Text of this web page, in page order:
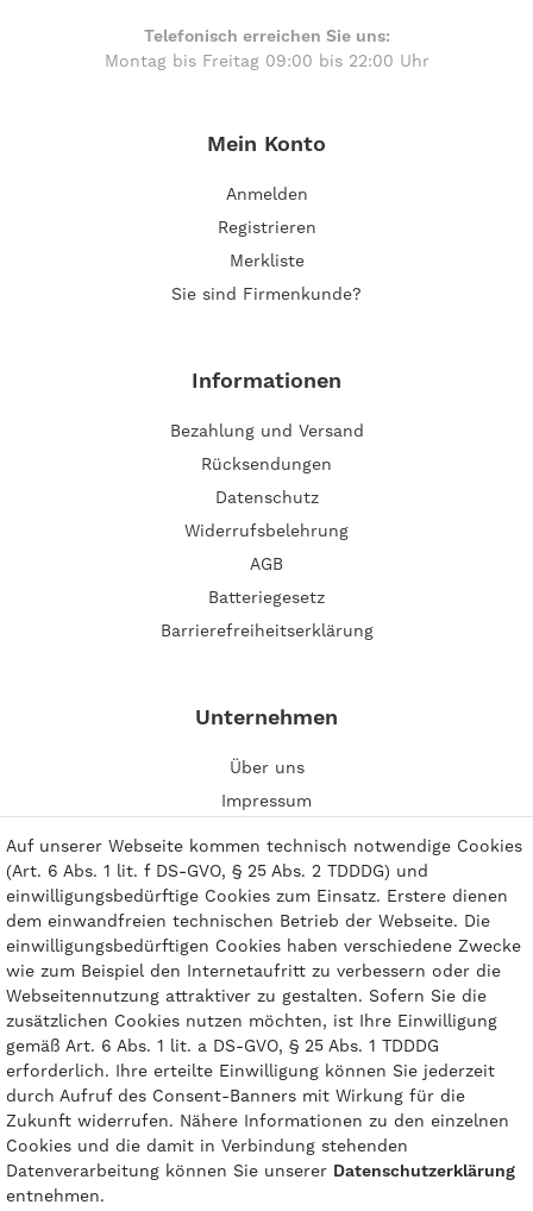
Telefonisch erreichen Sie uns:
Montag bis Freitag 09:00 bis 22:00 Uhr
Mein Konto
Anmelden
Registrieren
Merkliste
Sie sind Firmenkunde?
Informationen
Bezahlung und Versand
Rücksendungen
Datenschutz
Widerrufsbelehrung
AGB
Batteriegesetz
Barrierefreiheitserklärung
Unternehmen
Über uns
Impressum
Zahlungsarten
Auf unserer Webseite kommen technisch notwendige Cookies
(Art. 6 Abs. 1 lit. f DS-GVO, § 25 Abs. 2 TDDDG) und
einwilligungsbedürftige Cookies zum Einsatz. Erstere dienen
dem einwandfreien technischen Betrieb der Webseite. Die
einwilligungsbedürftigen Cookies haben verschiedene Zwecke
wie zum Beispiel den Internetaufritt zu verbessern oder die
Webseitennutzung attraktiver zu gestalten. Sofern Sie die
zusätzlichen Cookies nutzen möchten, ist Ihre Einwilligung
gemäß Art. 6 Abs. 1 lit. a DS-GVO, § 25 Abs. 1 TDDDG
erforderlich. Ihre erteilte Einwilligung können Sie jederzeit
durch Aufruf des Consent-Banners mit Wirkung für die
Zukunft widerrufen. Nähere Informationen zu den einzelnen
Cookies und die damit in Verbindung stehenden
Datenverarbeitung können Sie unserer Daten­schutz­erklärung
entnehmen.